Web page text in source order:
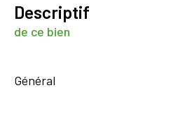
descriptif
de ce bien
Général